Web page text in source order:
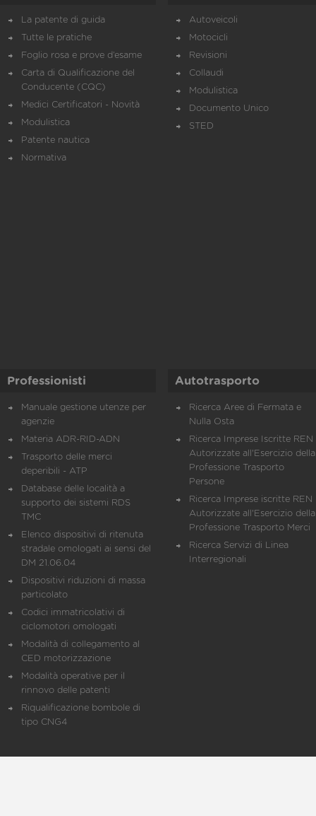
La patente di guida
Tutte le pratiche
Foglio rosa e prove d’esame
Carta di Qualificazione del
Conducente (CQC)
Medici Certificatori - Novità
Modulistica
Patente nautica
Normativa
Autoveicoli
Motocicli
Revisioni
Collaudi
Modulistica
Documento Unico
STED
Professionisti
Manuale gestione utenze per
agenzie
Materia ADR-RID-ADN
Trasporto delle merci
deperibili - ATP
Database delle località a
supporto dei sistemi RDS
TMC
Elenco dispositivi di ritenuta
stradale omologati ai sensi del
DM 21.06.04
Dispositivi riduzioni di massa
particolato
Codici immatricolativi di
ciclomotori omologati
Modalità di collegamento al
CED motorizzazione
Modalità operative per il
rinnovo delle patenti
Riqualificazione bombole di
tipo CNG4
Autotrasporto
Ricerca Aree di Fermata e
Nulla Osta
Ricerca Imprese Iscritte REN
Autorizzate all'Esercizio della
Professione Trasporto
Persone
Ricerca Imprese iscritte REN
Autorizzate all'Esercizio della
Professione Trasporto Merci
Ricerca Servizi di Linea
Interregionali